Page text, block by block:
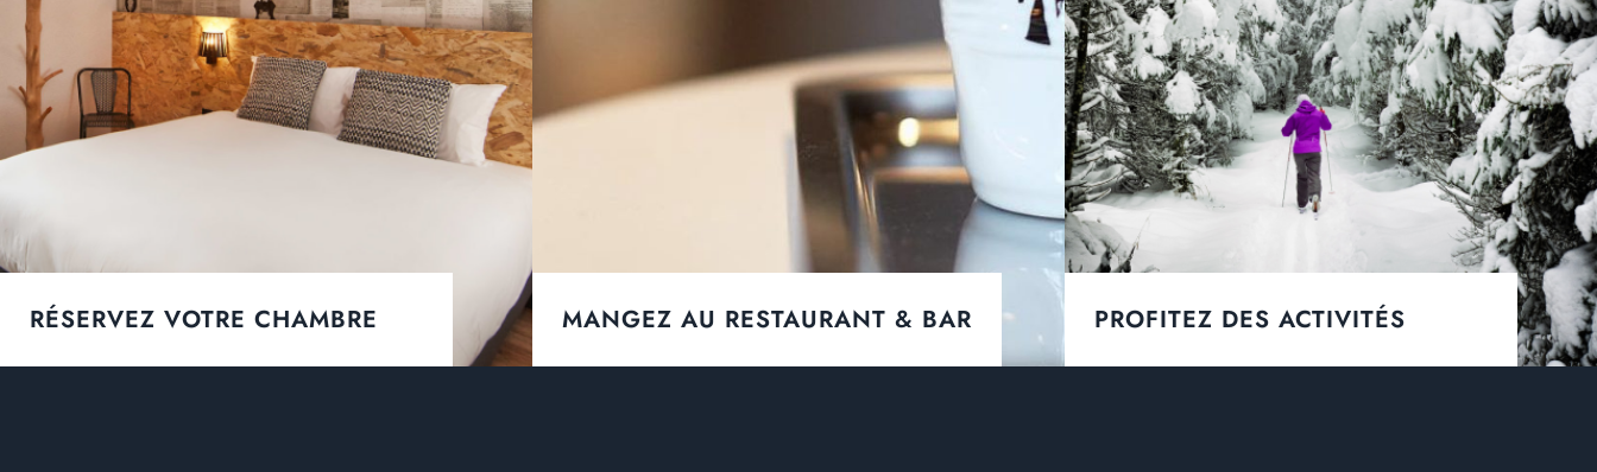
RÉSERVEZ VOTRE CHAMBRE MANGEZ AU RESTAURANT & BAR PROFITEZ DES ACTIVITÉS